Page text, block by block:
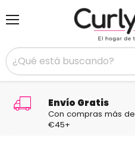
Envío Gratis
Con compras más de
€45+